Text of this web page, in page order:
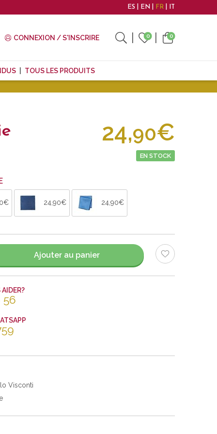
ES EN FR IT
CONNEXION / S'INSCRIRE 0 0
TOUS LES PRODUITS
24,90€
EN STOCK
24,90€ 24,90€
Ajouter au panier
56
Visconti